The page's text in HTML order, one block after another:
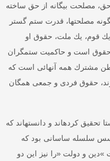
حق، مصلحت بيگانه از حق ساخته
مصلحت‏ها، قدرت ستم گستر
يك قوم، يك ملت، حقوق او
حقوق است و حاكميت ستمگران
وطن مشترك همه آنهائى است كه
حقوق فردى و جمعى همگان
تحقيق كرده‏اند و دانسته‏اند كه
سلسله ساسانى بود كه
»دين و دولت «را نيز اين دو